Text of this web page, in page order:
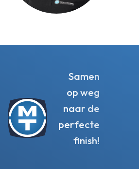
Samen
op weg
naar de
perfecte
finish!